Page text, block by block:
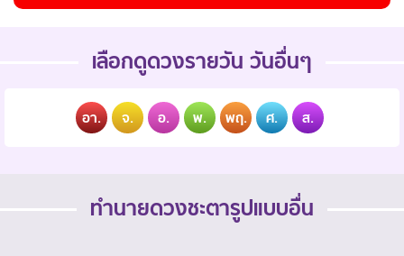
เลือกดูดวงรายวัน วันอื่นๆ
อา. จ. อ. พ. พฤ. ศ. ส.
ทำนายดวงชะตารูปแบบอื่น